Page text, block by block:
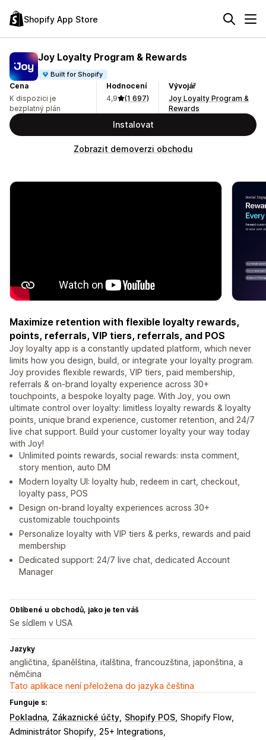
Shopify App Store
Joy Loyalty Program & Rewards
Built for Shopify
Cena
K dispozici je
bezplatný plán
Hodnocení
4,9
(1 697)
Vývojář
Joy Loyalty Program &
Rewards
Instalovat
Zobrazit demoverzi obchodu
Maximize retention with flexible loyalty rewards,
points, referrals, VIP tiers, referrals, and POS
Joy loyalty app is a constantly updated platform, which never
limits how you design, build, or integrate your loyalty program.
Joy provides flexible rewards, VIP tiers, paid membership,
referrals & on-brand loyalty experience across 30+
touchpoints, a bespoke loyalty page. With Joy, you own
ultimate control over loyalty: limitless loyalty rewards & loyalty
points, unique brand experience, customer retention, and 24/7
live chat support. Build your customer loyalty your way today
with Joy!
Unlimited points rewards, social rewards: insta comment,
story mention, auto DM
Modern loyalty UI: loyalty hub, redeem in cart, checkout,
loyalty pass, POS
Design on-brand loyalty experiences across 30+
customizable touchpoints
Personalize loyalty with VIP tiers & perks, rewards and paid
membership
Dedicated support: 24/7 live chat, dedicated Account
Manager
Oblíbené u obchodů, jako je ten váš
Se sídlem v USA
Jazyky
angličtina, španělština, italština, francouzština, japonština, a
němčina
Tato aplikace není přeložena do jazyka čeština
Funguje s:
Pokladna Zákaznické účty Shopify POS Shopify Flow
Administrátor Shopify 25+ Integrations